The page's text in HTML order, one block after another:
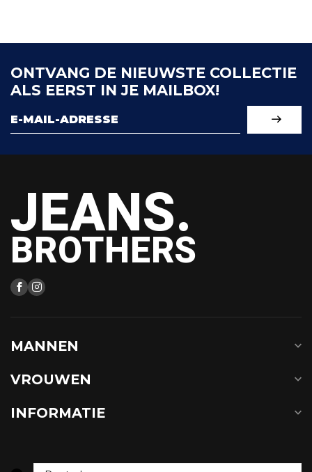
ONTVANG DE NIEUWSTE COLLECTIE
ALS EERST IN JE MAILBOX!
JEANS.
BROTHERS
MANNEN
VROUWEN
INFORMATIE